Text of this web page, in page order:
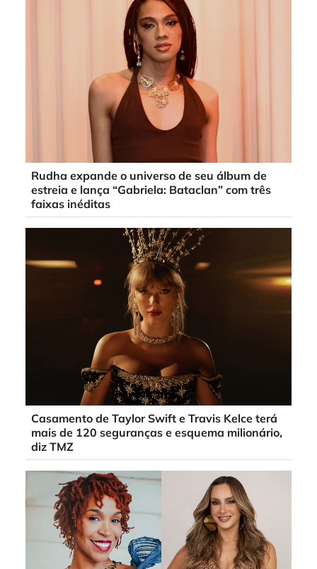
Rudha expande o universo de seu álbum de
estreia e lança “Gabriela: Bataclan” com três
faixas inéditas
Casamento de Taylor Swift e Travis Kelce terá
mais de 120 seguranças e esquema milionário,
diz TMZ